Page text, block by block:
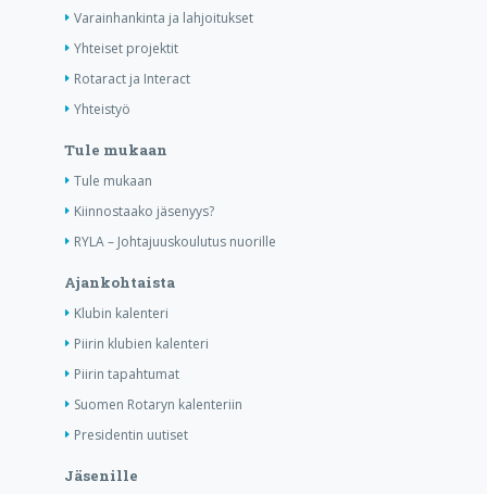
Varainhankinta ja lahjoitukset
Yhteiset projektit
Rotaract ja Interact
Yhteistyö
Tule mukaan
Tule mukaan
Kiinnostaako jäsenyys?
RYLA – Johtajuuskoulutus nuorille
Ajankohtaista
Klubin kalenteri
Piirin klubien kalenteri
Piirin tapahtumat
Suomen Rotaryn kalenteriin
Presidentin uutiset
Jäsenille